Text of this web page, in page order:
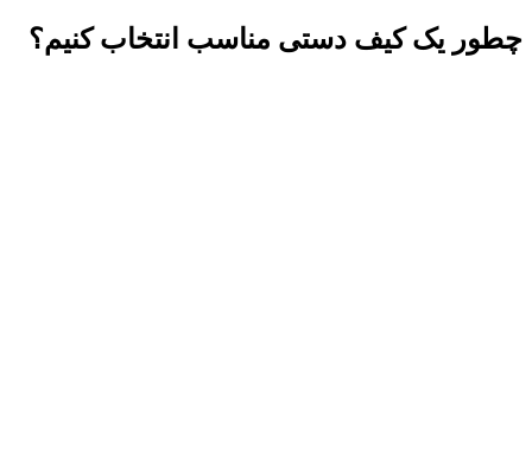
چطور یک کیف دستی مناسب انتخاب کنیم؟